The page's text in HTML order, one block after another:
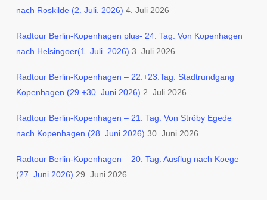
nach Roskilde (2. Juli. 2026) 4. Juli 2026
Radtour Berlin-Kopenhagen plus- 24. Tag: Von Kopenhagen
nach Helsingoer(1. Juli. 2026) 3. Juli 2026
Radtour Berlin-Kopenhagen – 22.+23.Tag: Stadtrundgang
Kopenhagen (29.+30. Juni 2026) 2. Juli 2026
Radtour Berlin-Kopenhagen – 21. Tag: Von Ströby Egede
nach Kopenhagen (28. Juni 2026) 30. Juni 2026
Radtour Berlin-Kopenhagen – 20. Tag: Ausflug nach Koege
(27. Juni 2026) 29. Juni 2026